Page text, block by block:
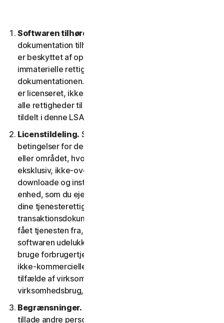
Softwaren tilhører os.
dokumentation tilhører os eller vores licensgivere og
er beskyttet af ophavsretlove. Dette inkluderer alle
immaterielle rettigheder i og til softwaren og
dokumentationen. Al software, som vi leverer til dig,
er licenseret, ikke solgt til dig, og vi forbeholder os
alle rettigheder til softwaren, der ikke udtrykkeligt er
tildelt i denne LSA.
Licenstildeling. Så længe du overholder vilkår og
betingelser for denne LSA, giver vi dig i territoriet
eller området, hvor du fik softwaren, en ikke-
eksklusiv, ikke-overførbar tidsbegrænset licens til at
downloade og installere en kopi af softwaren på den
enhed, som du ejer eller kontrollerer som angivet i
dine tjenesterettigheder eller den relevante
transaktionsdokumentation fra den udbyder, du har
fået tjenesten fra, og til at køre en sådan kopi af
softwaren udelukkende med henblik på at tilgå og
bruge forbrugertjenesterne til din egen personlige
ikke-kommercielle brug i tjenestens løbetid, eller, i
tilfælde af virksomhedstjenester, til din interne
virksomhedsbrug, i tjenesteperioden.
Begrænsninger.
tillade andre personer at: